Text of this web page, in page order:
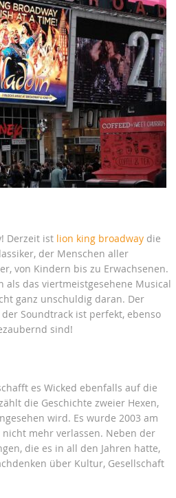
Derzeit ist lion king broadway die
der Menschen aller
von Kindern bis zu Erwachsenen.
als das viertmeistgesehene Musical
ganz unschuldig daran. Der
Soundtrack ist perfekt, ebenso
sind!
es Wicked ebenfalls auf die
die Geschichte zweier Hexen,
wird. Es wurde 2003 am
mehr verlassen. Neben der
die es in all den Jahren hatte,
über Kultur, Gesellschaft